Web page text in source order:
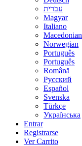
עברית
Magyar
Italiano
Macedonian
Norwegian
Português
Português
Română
Русский
Español
Svenska
Türkçe
Українська
Entrar
Registrarse
Ver Carrito